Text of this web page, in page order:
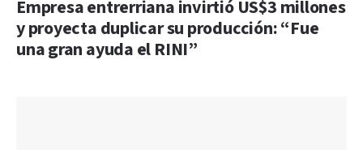
Empresa entrerriana invirtió US$3 millones
y proyecta duplicar su producción: “Fue
una gran ayuda el RINI”